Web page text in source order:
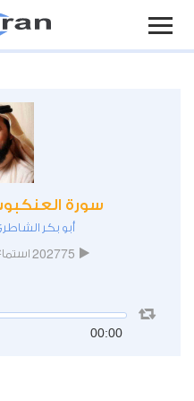
سورة العنكبوت -
أبو بكر
202775
00:00